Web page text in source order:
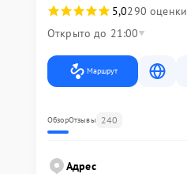
5,0290 оценки
Открыто до 21:00
Маршрут
ОбзорОтзывы 240
Адрес